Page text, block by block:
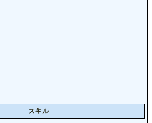
スキル